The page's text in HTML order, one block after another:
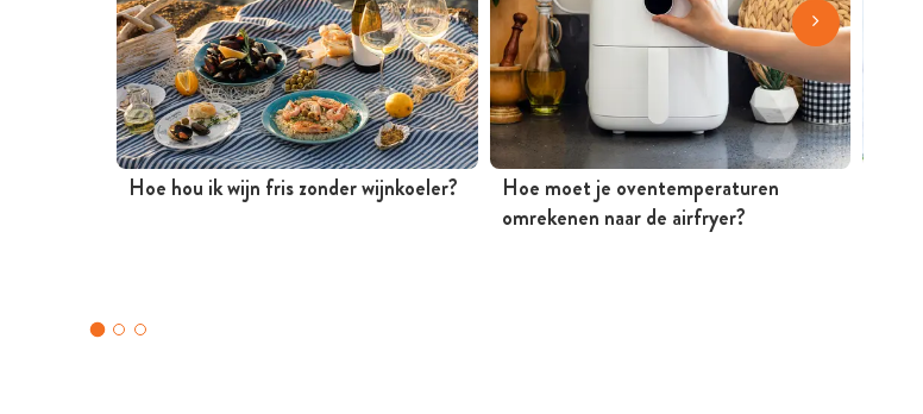
Hoe hou ik wijn fris zonder wijnkoeler?
Hoe moet je oventemperaturen
omrekenen naar de airfryer?